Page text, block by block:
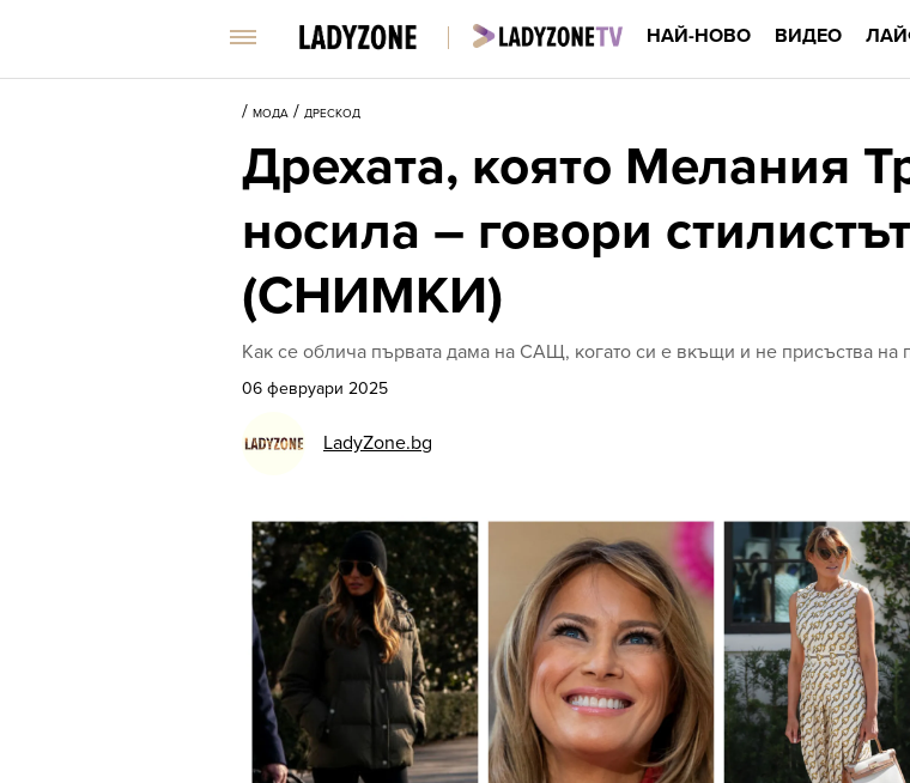
НАЙ-НОВО ВИДЕО
/ МОДА / ДРЕСКОД
Дрехата, която Мелания
носила – говори
(СНИМКИ)
Как се облича първата дама на САЩ, когато си е вкъщи и не присъства на
06 февруари 2025
LadyZone.bg